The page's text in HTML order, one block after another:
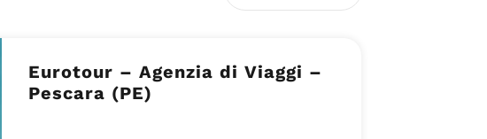
Eurotour – Agenzia di Viaggi –
Pescara (PE)